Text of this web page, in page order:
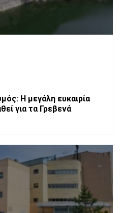
Η μεγάλη ευκαιρία
για τα Γρεβενά